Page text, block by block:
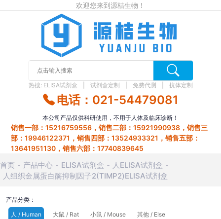
欢迎您来到源桔生物！
热搜: ELISA试剂盒 试剂盒定制 免费代测 抗体定制
电话：021-54479081
本公司产品仅供科研使用，不用于人体及临床诊断！
销售一部：15216759556，销售二部：15921990938，销售三
部：19946122371，销售四部：13524933321，销售五部：
13641951130，销售六部：17740839645
首页 产品中心 ELISA试剂盒
人ELISA试剂盒
人组织金属蛋白酶抑制因子2(TIMP2)ELISA试剂盒
产品分类：
人 / Human
大鼠 / Rat 小鼠 / Mouse 其他 / Else